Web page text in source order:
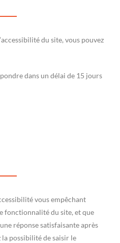
du site, vous pouvez
dans un délai de 15 jours
vous empêchant
fonctionnalité du site, et que
réponse satisfaisante après
la possibilité de saisir le